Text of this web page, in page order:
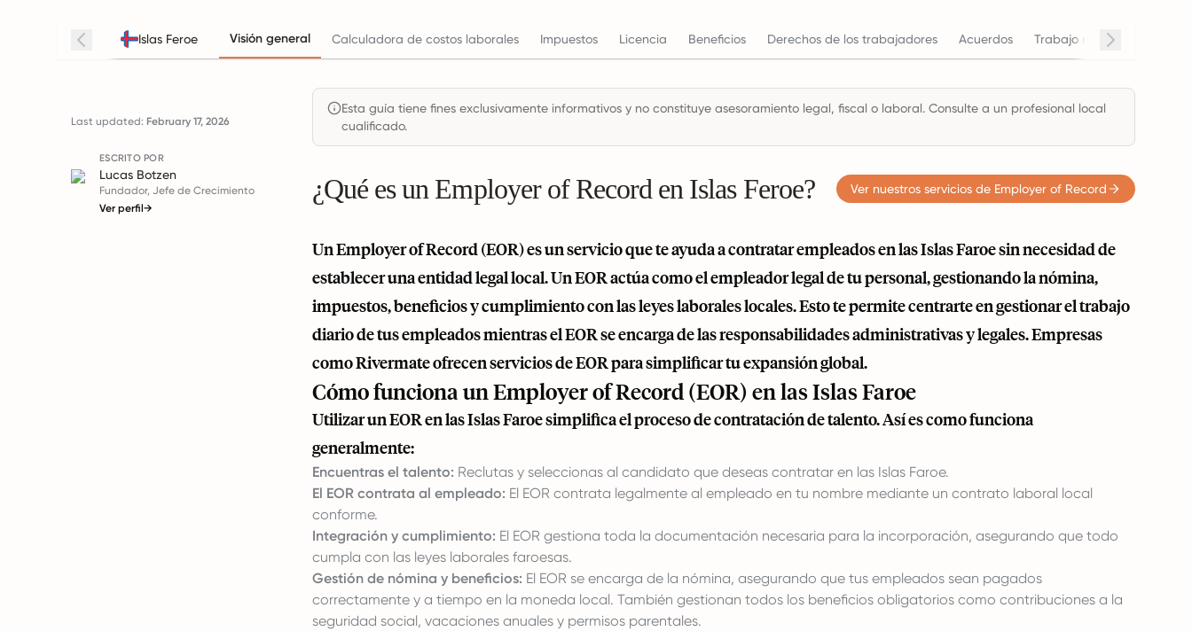
Islas Feroe Visión general Calculadora de costos laborales Impuestos Licencia Beneficios Derechos de los trabajadores Acuerdos Trabajo remoto
Last updated: February 17, 2026
ESCRITO POR
Lucas Botzen
Fundador, Jefe de Crecimiento
Ver perfil→
Esta guía tiene fines exclusivamente informativos y no constituye asesoramiento legal, fiscal o laboral. Consulte a un profesional local
cualificado.
¿Qué es un Employer of Record en Islas Feroe? Ver nuestros servicios de Employer of Record
Un Employer of Record (EOR) es un servicio que te ayuda a contratar empleados en las Islas Faroe sin necesidad de
establecer una entidad legal local. Un EOR actúa como el empleador legal de tu personal, gestionando la nómina,
impuestos, beneficios y cumplimiento con las leyes laborales locales. Esto te permite centrarte en gestionar el trabajo
diario de tus empleados mientras el EOR se encarga de las responsabilidades administrativas y legales. Empresas
comoRivermateofrecen servicios de EOR para simplificar tu expansión global.
Cómo funciona un Employer of Record (EOR) en las Islas Faroe
Utilizar un EOR en las Islas Faroe simplifica el proceso de contratación de talento. Así es como funciona
generalmente:
Encuentras el talento: Reclutas y seleccionas al candidato que deseas contratar en las Islas Faroe.
El EOR contrata al empleado: El EOR contrata legalmente al empleado en tu nombre mediante un contrato laboral local
conforme.
Integración y cumplimiento: El EOR gestiona toda la documentación necesaria para la incorporación, asegurando que todo
cumpla con las leyes laborales faroesas.
Gestión de nómina y beneficios: El EOR se encarga de la nómina, asegurando que tus empleados sean pagados
correctamente y a tiempo en la moneda local. También gestionan todos los beneficios obligatorios como contribuciones a la
seguridad social, vacaciones anuales y permisos parentales.